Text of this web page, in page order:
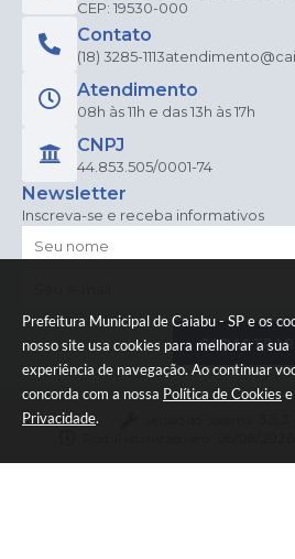
Prefeitura Municipal de Caiabu - SP e os
nosso site usa cookies para melhorar a sua
experiência de navegação. Ao continuar
concorda com a nossa Política de Cookies e
Privacidade.
CEP: 19530-000
Contato
(18) 3285-1113
Atendimento
08h às 11h e das 13h às 17h
CNPJ
44.853.505/0001-74
Newsletter
Inscreva-se e receba informativos
CADASTRAR